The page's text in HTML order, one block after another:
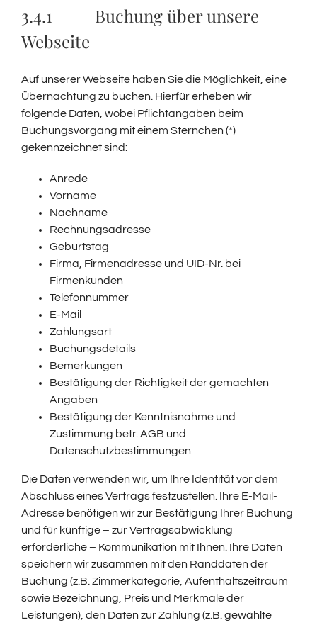
3.4.1 Buchung über unsere
Webseite
Auf unserer Webseite haben Sie die Möglichkeit, eine
Übernachtung zu buchen. Hierfür erheben wir
folgende Daten, wobei Pflichtangaben beim
Buchungsvorgang mit einem Sternchen (*)
gekennzeichnet sind:
Anrede
Vorname
Nachname
Rechnungsadresse
Geburtstag
Firma, Firmenadresse und UID-Nr. bei
Firmenkunden
Telefonnummer
E-Mail
Zahlungsart
Buchungsdetails
Bemerkungen
Bestätigung der Richtigkeit der gemachten
Angaben
Bestätigung der Kenntnisnahme und
Zustimmung betr. AGB und
Datenschutzbestimmungen
Die Daten verwenden wir, um Ihre Identität vor dem
Abschluss eines Vertrags festzustellen. Ihre E-Mail-
Adresse benötigen wir zur Bestätigung Ihrer Buchung
und für künftige – zur Vertragsabwicklung
erforderliche – Kommunikation mit Ihnen. Ihre Daten
speichern wir zusammen mit den Randdaten der
Buchung (z.B. Zimmerkategorie, Aufenthaltszeitraum
sowie Bezeichnung, Preis und Merkmale der
Leistungen), den Daten zur Zahlung (z.B. gewählte